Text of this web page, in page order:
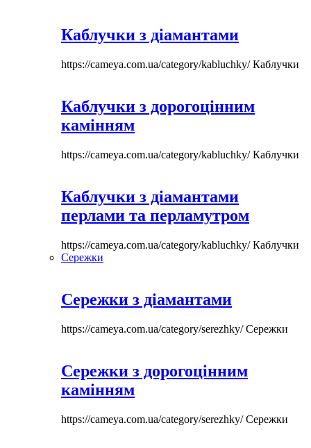
Каблучки з діамантами
https://cameya.com.ua/category/kabluchky/Каблучки
Каблучки з дорогоцінним
камінням
https://cameya.com.ua/category/kabluchky/Каблучки
Каблучки з діамантами
перлами та перламутром
https://cameya.com.ua/category/kabluchky/Каблучки
Сережки
Сережки з діамантами
https://cameya.com.ua/category/serezhky/Сережки
Сережки з дорогоцінним
камінням
https://cameya.com.ua/category/serezhky/Сережки